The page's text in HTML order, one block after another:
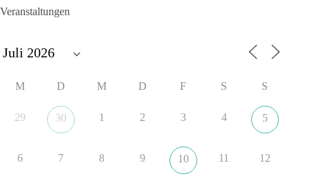
Ablehnung. Keine politische Verschmelzung.
Entscheidungen? 👇
#dieBasis #SachsenAnhalt #Landtagswahl2026
#Kooperation
Veranstaltungen
M D M D F S S
29 30 1 2 3 4 5
6 7 8 9 10 11 12